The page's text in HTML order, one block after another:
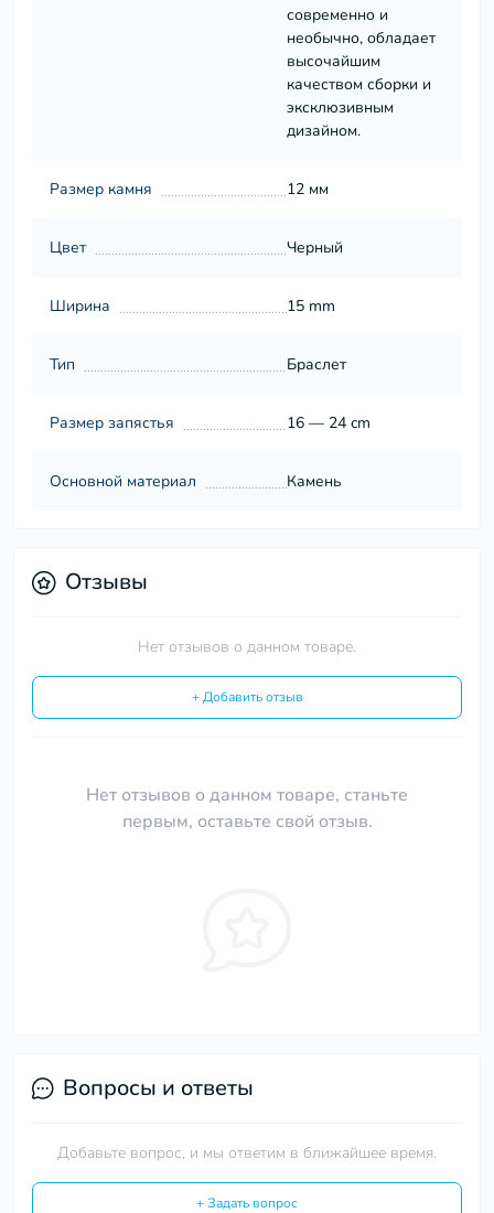
современно и
необычно, обладает
высочайшим
качеством сборки и
эксклюзивным
дизайном.
Размер камня 12 мм
Цвет Черный
Ширина 15 mm
Тип Браслет
Размер запястья 16 — 24 cm
Основной материал Камень
Отзывы
Нет отзывов о данном товаре.
+ Добавить отзыв
Нет отзывов о данном товаре, станьте
первым, оставьте свой отзыв.
Вопросы и ответы
Добавьте вопрос, и мы ответим в ближайшее время.
+ Задать вопрос